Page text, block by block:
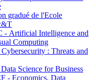
gradué de l'Ecole
- Artificial Intelligence and
Computing
: Threats and
Science for Business
- Economics, Data